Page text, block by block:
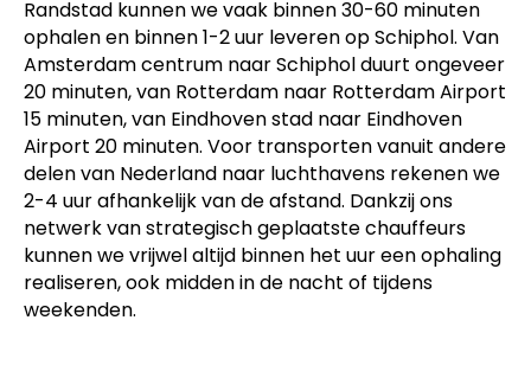
Randstad kunnen we vaak binnen 30-60 minuten
ophalen en binnen 1-2 uur leveren op Schiphol. Van
Amsterdam centrum naar Schiphol duurt ongeveer
20 minuten, van Rotterdam naar Rotterdam Airport
15 minuten, van Eindhoven stad naar Eindhoven
Airport 20 minuten. Voor transporten vanuit andere
delen van Nederland naar luchthavens rekenen we
2-4 uur afhankelijk van de afstand. Dankzij ons
netwerk van strategisch geplaatste chauffeurs
kunnen we vrijwel altijd binnen het uur een ophaling
realiseren, ook midden in de nacht of tijdens
weekenden.